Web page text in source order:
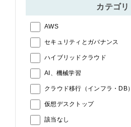
カテゴリ
AWS
セキュリティとガバナンス
ハイブリッドクラウド
AI、機械学習
クラウド移行（インフラ・DB）
仮想デスクトップ
該当なし